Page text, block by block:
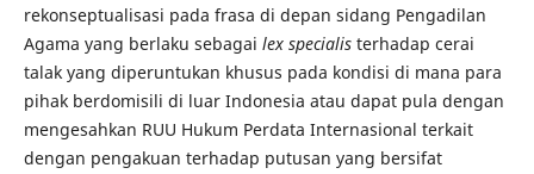
rekonseptualisasi pada frasa di depan sidang Pengadilan
Agama yang berlaku sebagai lex specialis terhadap cerai
talak yang diperuntukan khusus pada kondisi di mana para
pihak berdomisili di luar Indonesia atau dapat pula dengan
mengesahkan RUU Hukum Perdata Internasional terkait
dengan pengakuan terhadap putusan yang bersifat